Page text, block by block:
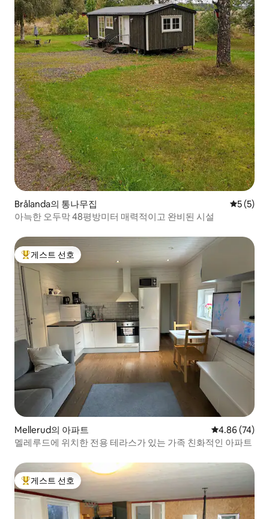
Brålanda의 통나무집 평점 5점
5 (5)
아늑한 오두막 48평방미터 매력적이고 완비된 시설
상위 게스트 선호
게스트 선호
Mellerud의 아파트 평점 4.86점(5
4.86 (74)
멜레루드에 위치한 전용 테라스가 있는 가족 친화적인 아파트
상위 게스트 선호
게스트 선호